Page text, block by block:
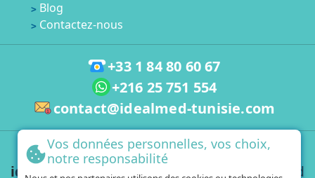
Blog
Contactez-nous
+33 1 84 80 60 67
+216 25 751 554
contact@idealmed-tunisie.com
Mentions Légales
idealmed Tunisie
- 2026 © All Rights reserved
Vos données personnelles, vos choix,
notre responsabilité